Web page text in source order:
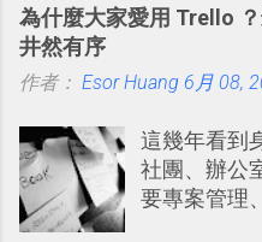
有機會在一
點： 1. 「
聊天打屁、
2. 「 有效率
組機制讓茶
為什麼大家愛用 Trello
井然有序
作者： Esor Huang 6月 08,
這幾年看到
社團、辦公
要專案管理